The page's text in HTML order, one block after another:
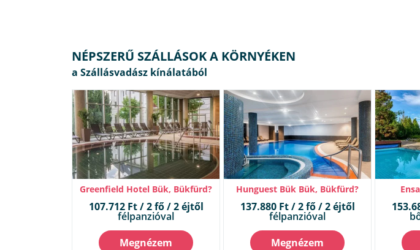
NÉPSZERŰ SZÁLLÁSOK A KÖRNYÉKEN
Greenfield Hotel Bük, Bükfürd?
107.712 Ft / 2 fő / 2 éjtől
félpanzióval
Megnézem
Hunguest Bük Bük, Bükfürd?
137.880 Ft / 2 fő / 2 éjtől
félpanzióval
Megnézem